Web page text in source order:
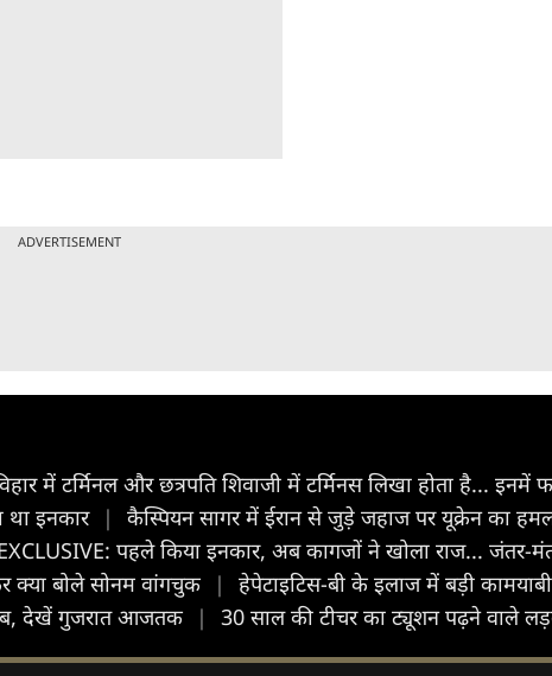
ADVERTISEMENT
में टर्मिनल और छत्रपति शिवाजी में टर्मिनस लिखा होता है... इनमें
था इनकार | कैस्पियन सागर में ईरान से जुड़े जहाज पर यूक्रेन का
पहले किया इनकार, अब कागजों ने खोला राज... जंतर-
क्या बोले सोनम वांगचुक
|
हेपेटाइटिस-बी के इलाज में बड़ी
देखें गुजरात आजतक | 30 साल की टीचर का ट्यूशन पढ़ने वाले